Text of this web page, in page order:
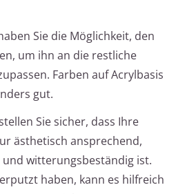
Sie die Möglichkeit, den
um ihn an die restliche
Farben auf Acrylbasis
gut.
Sie sicher, dass Ihre
ästhetisch ansprechend,
witterungsbeständig ist.
haben, kann es hilfreich